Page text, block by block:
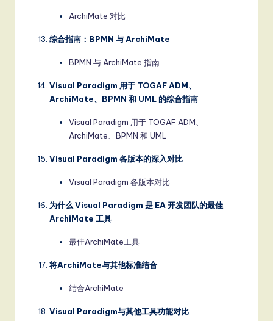
ArchiMate 对比
综合指南：BPMN 与 ArchiMate
BPMN 与 ArchiMate 指南
Visual Paradigm 用于 TOGAF ADM、
ArchiMate、BPMN 和 UML 的综合指南
Visual Paradigm 用于 TOGAF ADM、
ArchiMate、BPMN 和 UML
Visual Paradigm 各版本的深入对比
Visual Paradigm 各版本对比
为什么 Visual Paradigm 是 EA 开发团队的最佳
ArchiMate 工具
最佳ArchiMate工具
将ArchiMate与其他标准结合
结合ArchiMate
Visual Paradigm与其他工具功能对比